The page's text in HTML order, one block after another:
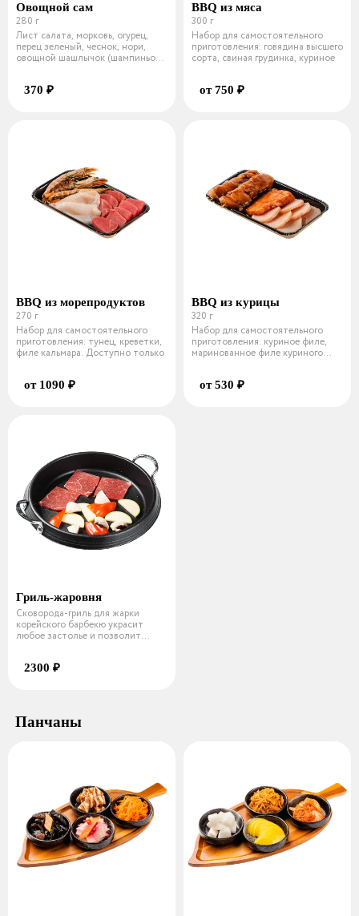
Овощной сам
280 г
Лист салата, морковь, огурец,
перец зеленый, чеснок, нори,
овощной шашлычок (шампиньон,
370 ₽
BBQ из мяса
300 г
Набор для самостоятельного
приготовления: говядина высшего
сорта, свиная грудинка, куриное
от 750 ₽
BBQ из морепродуктов
270 г
Набор для самостоятельного
приготовления: тунец, креветки,
филе кальмара. Доступно только
от 1090 ₽
BBQ из курицы
320 г
Набор для самостоятельного
приготовления: куриное филе,
маринованное филе куриного
от 530 ₽
Гриль-жаровня
Сковорода-гриль для жарки
корейского барбекю украсит
любое застолье и позволит
2300 ₽
Панчаны